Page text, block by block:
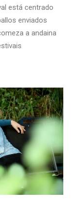
está centrado
enviados
a andaina